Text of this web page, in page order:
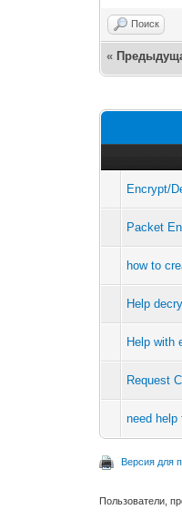
Поиск
«
Encrypt/
Packet
how to
Help
Help with
Request
need help
Версия для
Пользователи,